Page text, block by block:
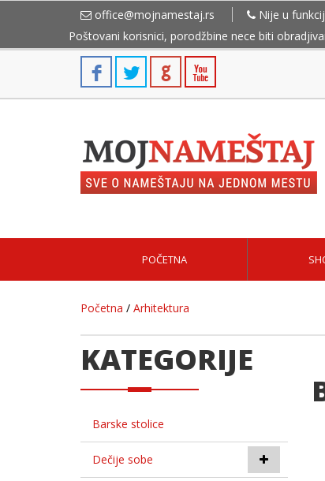
office@mojnamestaj.rs Nije u
Poštovani korisnici, porodžbine nece biti
POČETNA
Početna / Arhitektura
KATEGORIJE
Barske stolice
Dečije sobe